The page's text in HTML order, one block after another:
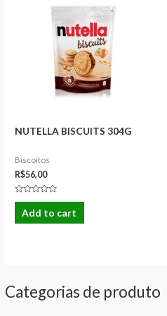
Categorias de produto
NUTELLA BISCUITS 304G
Biscoitos
R$56,00
Rated
out
of
Add to cart